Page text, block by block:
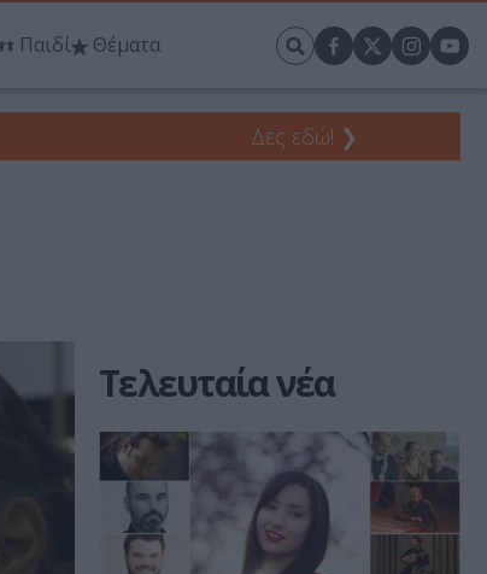
Παιδί Θέματα
Δες εδώ! ❯
Τελευταία νέα